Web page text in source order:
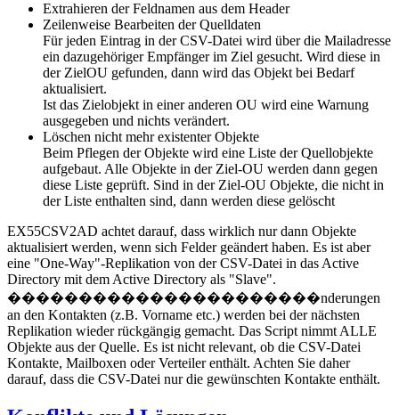
Extrahieren der Feldnamen aus dem Header
Zeilenweise Bearbeiten der Quelldaten
Für jeden Eintrag in der CSV-Datei wird über die Mailadresse
ein dazugehöriger Empfänger im Ziel gesucht. Wird diese in
der ZielOU gefunden, dann wird das Objekt bei Bedarf
aktualisiert.
Ist das Zielobjekt in einer anderen OU wird eine Warnung
ausgegeben und nichts verändert.
Löschen nicht mehr existenter Objekte
Beim Pflegen der Objekte wird eine Liste der Quellobjekte
aufgebaut. Alle Objekte in der Ziel-OU werden dann gegen
diese Liste geprüft. Sind in der Ziel-OU Objekte, die nicht in
der Liste enthalten sind, dann werden diese gelöscht
EX55CSV2AD achtet darauf, dass wirklich nur dann Objekte
aktualisiert werden, wenn sich Felder geändert haben. Es ist aber
eine "One-Way"-Replikation von der CSV-Datei in das Active
Directory mit dem Active Directory als "Slave".
����������������������nderungen
an den Kontakten (z.B. Vorname etc.) werden bei der nächsten
Replikation wieder rückgängig gemacht. Das Script nimmt ALLE
Objekte aus der Quelle. Es ist nicht relevant, ob die CSV-Datei
Kontakte, Mailboxen oder Verteiler enthält. Achten Sie daher
darauf, dass die CSV-Datei nur die gewünschten Kontakte enthält.